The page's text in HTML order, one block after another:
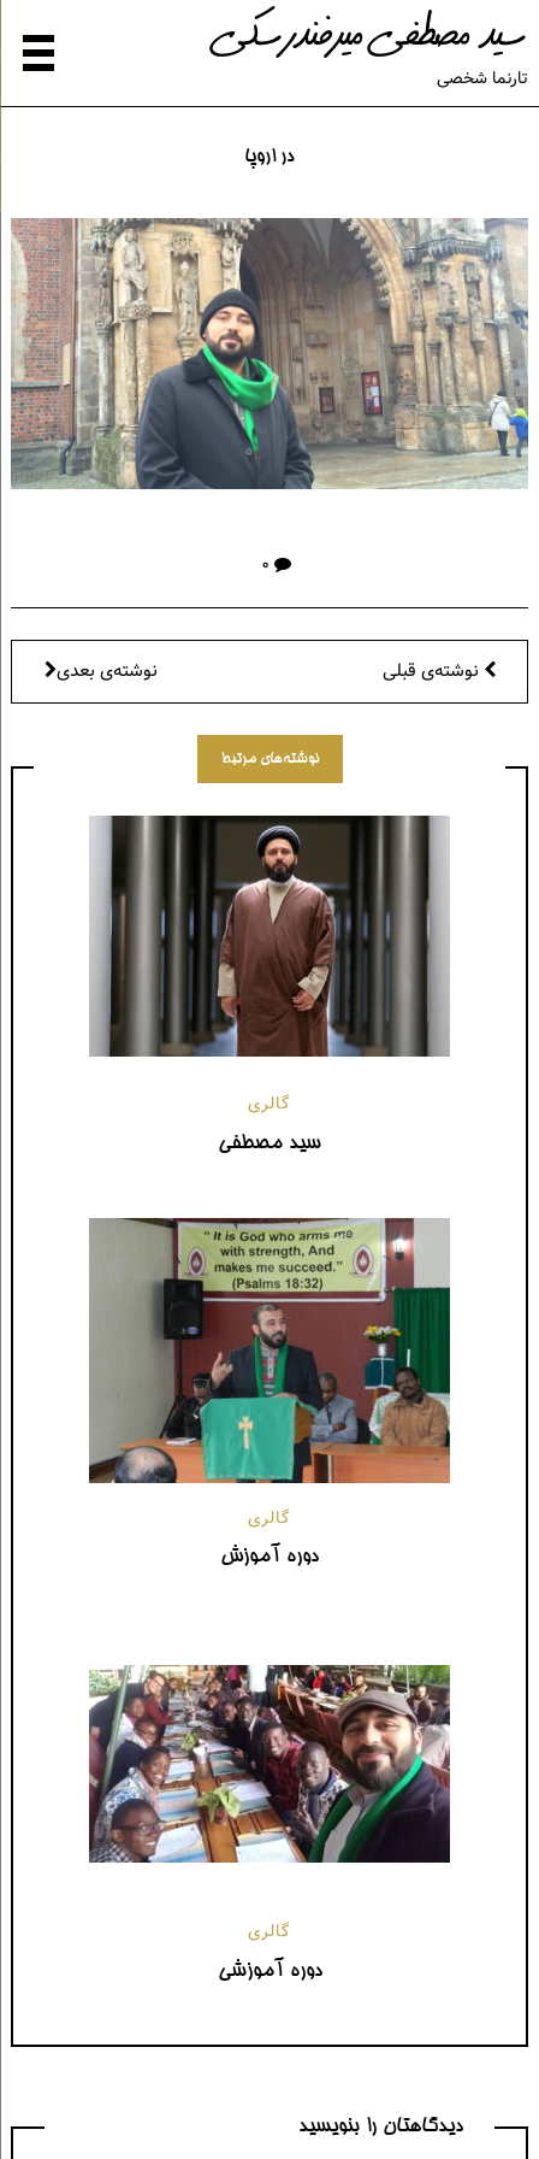
سید مصطفی میرفندرسکی
تارنما شخصی
در اروپا
۰
نوشته‌ی قبلی نوشته‌ی بعدی
نوشته‌های مرتبط
گالری
سید مصطفی
گالری
دوره آموزش
گالری
دوره آموزشی
دیدگاهتان را بنویسید